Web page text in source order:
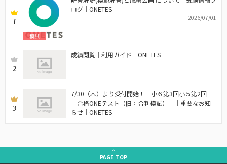
1
模試
ログ｜ONETES
2026/07/01
2
成績閲覧｜利用ガイド｜ONETES
3
7/30（木）より受付開始！ 小６第3回小５第2回
「合格ONEテスト（旧：合判模試）」｜重要なお知
らせ｜ONETES
PAGE TOP